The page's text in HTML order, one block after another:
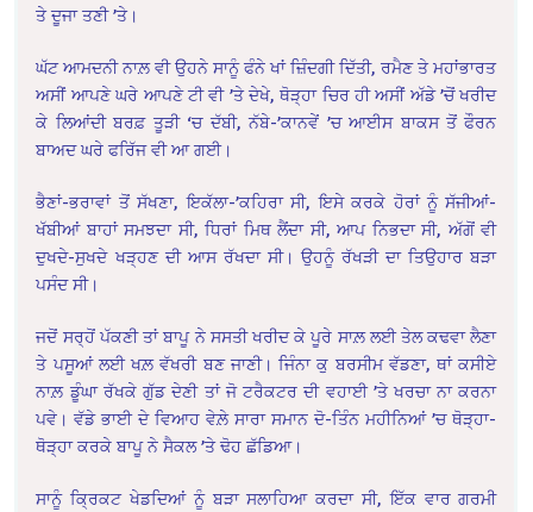
ਤੇ ਦੂਜਾ ਤਣੀ ’ਤੇ।
ਘੱਟ ਆਮਦਨੀ ਨਾਲ਼ ਵੀ ਉਹਨੇ ਸਾਨੂੰ ਫੰਨੇ ਖਾਂ ਜ਼ਿੰਦਗੀ ਦਿੱਤੀ, ਰਮੈਣ ਤੇ ਮਹਾਂਭਾਰਤ
ਅਸੀਂ ਆਪਣੇ ਘਰੇ ਆਪਣੇ ਟੀ ਵੀ ’ਤੇ ਦੇਖੇ, ਥੋੜ੍ਹਾ ਚਿਰ ਹੀ ਅਸੀਂ ਅੱਡੇ ’ਚੋਂ ਖਰੀਦ
ਕੇ ਲਿਆਂਦੀ ਬਰਫ਼ ਤੂੜੀ ‘ਚ ਦੱਬੀ, ਨੱਬੇ-’ਕਾਨਵੇਂ ’ਚ ਆਈਸ ਬਾਕਸ ਤੋਂ ਫੌਰਨ
ਬਾਅਦ ਘਰੇ ਫਰਿੱਜ ਵੀ ਆ ਗਈ।
ਭੈਣਾਂ-ਭਰਾਵਾਂ ਤੋਂ ਸੱਖਣਾ, ਇਕੱਲਾ-’ਕਹਿਰਾ ਸੀ, ਇਸੇ ਕਰਕੇ ਹੋਰਾਂ ਨੂੰ ਸੱਜੀਆਂ-
ਖੱਬੀਆਂ ਬਾਹਾਂ ਸਮਝਦਾ ਸੀ, ਧਿਰਾਂ ਮਿਥ ਲੈਂਦਾ ਸੀ, ਆਪ ਨਿਭਦਾ ਸੀ, ਅੱਗੋਂ ਵੀ
ਦੁਖਦੇ-ਸੁਖਦੇ ਖੜ੍ਹਣ ਦੀ ਆਸ ਰੱਖਦਾ ਸੀ। ਉਹਨੂੰ ਰੱਖੜੀ ਦਾ ਤਿਉਹਾਰ ਬੜਾ
ਪਸੰਦ ਸੀ।
ਜਦੋਂ ਸਰ੍ਹੋਂ ਪੱਕਣੀ ਤਾਂ ਬਾਪੂ ਨੇ ਸਸਤੀ ਖਰੀਦ ਕੇ ਪੂਰੇ ਸਾਲ਼ ਲਈ ਤੇਲ ਕਢਵਾ ਲੈਣਾ
ਤੇ ਪਸੂਆਂ ਲਈ ਖਲ਼ ਵੱਖਰੀ ਬਣ ਜਾਣੀ। ਜਿੰਨਾ ਕੁ ਬਰਸੀਮ ਵੱਡਣਾ, ਥਾਂ ਕਸੀਏ
ਨਾਲ਼ ਡੂੰਘਾ ਰੱਖਕੇ ਗੁੱਡ ਦੇਣੀ ਤਾਂ ਜੋ ਟਰੈਕਟਰ ਦੀ ਵਹਾਈ ’ਤੇ ਖਰਚਾ ਨਾ ਕਰਨਾ
ਪਵੇ। ਵੱਡੇ ਭਾਈ ਦੇ ਵਿਆਹ ਵੇਲ਼ੇ ਸਾਰਾ ਸਮਾਨ ਦੋ-ਤਿੰਨ ਮਹੀਨਿਆਂ ’ਚ ਥੋੜ੍ਹਾ-
ਥੋੜ੍ਹਾ ਕਰਕੇ ਬਾਪੂ ਨੇ ਸੈਕਲ ’ਤੇ ਢੋਹ ਛੱਡਿਆ।
ਸਾਨੂੰ ਕ੍ਰਿਕਟ ਖੇਡਦਿਆਂ ਨੂੰ ਬੜਾ ਸਲਾਹਿਆ ਕਰਦਾ ਸੀ, ਇੱਕ ਵਾਰ ਗਰਮੀ